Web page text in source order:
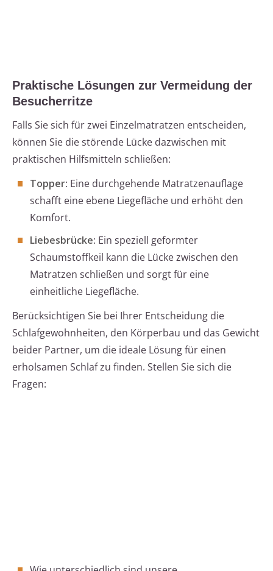
Praktische Lösungen zur Vermeidung der
Besucherritze
Falls Sie sich für zwei Einzelmatratzen entscheiden,
können Sie die störende Lücke dazwischen mit
praktischen Hilfsmitteln schließen:
Topper: Eine durchgehende Matratzenauflage
schafft eine ebene Liegefläche und erhöht den
Komfort.
Liebesbrücke: Ein speziell geformter
Schaumstoffkeil kann die Lücke zwischen den
Matratzen schließen und sorgt für eine
einheitliche Liegefläche.
Berücksichtigen Sie bei Ihrer Entscheidung die
Schlafgewohnheiten, den Körperbau und das Gewicht
beider Partner, um die ideale Lösung für einen
erholsamen Schlaf zu finden. Stellen Sie sich die
Fragen: